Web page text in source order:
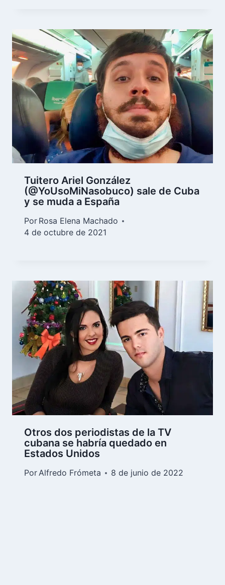
Tuitero Ariel González
(@YoUsoMiNasobuco) sale de Cuba
y se muda a España
Por Rosa Elena Machado
4 de octubre de 2021
Otros dos periodistas de la TV
cubana se habría quedado en
Estados Unidos
PorAlfredo Frómeta 8 de junio de 2022